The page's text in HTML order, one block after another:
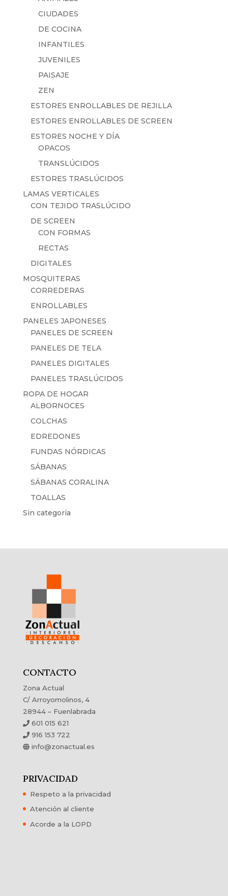
CIUDADES
DE COCINA
INFANTILES
JUVENILES
PAISAJE
ZEN
ESTORES ENROLLABLES DE REJILLA
ESTORES ENROLLABLES DE SCREEN
ESTORES NOCHE Y DÍA
OPACOS
TRANSLÚCIDOS
ESTORES TRASLÚCIDOS
LAMAS VERTICALES
CON TEJIDO TRASLÚCIDO
DE SCREEN
CON FORMAS
RECTAS
DIGITALES
MOSQUITERAS
CORREDERAS
ENROLLABLES
PANELES JAPONESES
PANELES DE SCREEN
PANELES DE TELA
PANELES DIGITALES
PANELES TRASLÚCIDOS
ROPA DE HOGAR
ALBORNOCES
COLCHAS
EDREDONES
FUNDAS NÓRDICAS
SÁBANAS
SÁBANAS CORALINA
TOALLAS
Sin categoría
CONTACTO
Zona Actual
C/ Arroyomolinos, 4
28944 – Fuenlabrada
601 015 621
916 153 722
info@zonactual.es
PRIVACIDAD
Respeto a la privacidad
Atención al cliente
Acorde a la LOPD